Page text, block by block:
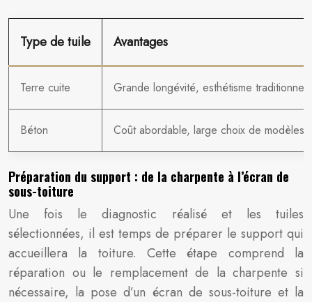
Type de tuile Avantages
Terre cuite Grande longévité, esthétisme
Béton Coût abordable, large choix de modèles,
Préparation du support : de la charpente à l’écran de
sous-toiture
Une fois le diagnostic réalisé et les tuiles
sélectionnées, il est temps de préparer le support qui
accueillera la toiture. Cette étape comprend la
réparation ou le remplacement de la charpente si
nécessaire, la pose d’un écran de sous-toiture et la